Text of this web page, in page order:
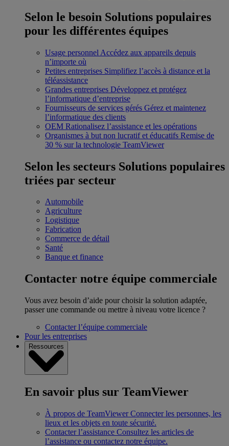
Selon le besoin Solutions populaires
pour les différentes équipes
Usage personnel Accédez aux appareils depuis
n’importe où
Petites entreprises Simplifiez l’accès à distance et la
téléassistance
Grandes entreprises Développez et protégez
l’informatique d’entreprise
Fournisseurs de services gérés Gérez et maintenez
l’informatique des clients
OEM Rationalisez l’assistance et les opérations
Organismes à but non lucratif et éducatifs Remise de
30 % sur la technologie TeamViewer
Selon les secteurs Solutions populaires
triées par secteur
Automobile
Agriculture
Logistique
Fabrication
Commerce de détail
Santé
Banque et finance
Contacter notre équipe commerciale
Vous avez besoin d’aide pour choisir la solution adaptée,
passer une commande ou mettre à niveau votre licence ?
Contacter l’équipe commerciale
Pour les entreprises
Ressources
En savoir plus sur TeamViewer
À propos de TeamViewer Connecter les personnes, les
lieux et les objets en toute sécurité.
Contacter l’assistance Consultez les articles de
l’assistance ou contactez notre équipe.